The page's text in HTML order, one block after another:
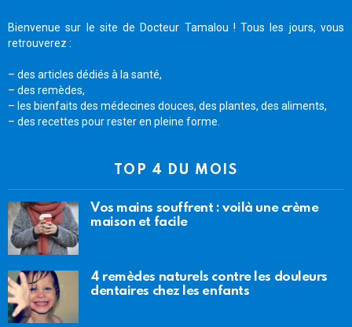
Bienvenue sur le site de Docteur Tamalou ! Tous les jours, vous
retrouverez :
– des articles dédiés à la santé,
– des remèdes,
– les bienfaits des médecines douces, des plantes, des aliments,
– des recettes pour rester en pleine forme.
TOP 4 DU MOIS
Vos mains souffrent : voilà une crème
maison et facile
4 remèdes naturels contre les douleurs
dentaires chez les enfants